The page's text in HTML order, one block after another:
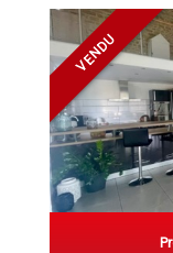
VENDU